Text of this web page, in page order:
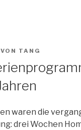
VON TANG
waren die
drei Wochen